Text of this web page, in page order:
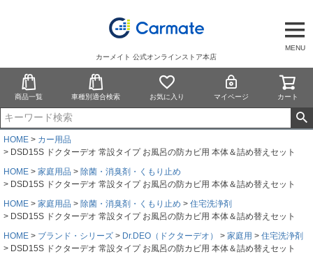
MENU
カーメイト 公式オンラインストア本店
商品一覧 車種別適合検索 お気に入り マイページ カート
HOME
カー用品
DSD15S ドクターデオ 常設タイプ お風呂の防カビ用 本体＆詰め替えセット
HOME
家庭用品
除菌・消臭剤・くもり止め
DSD15S ドクターデオ 常設タイプ お風呂の防カビ用 本体＆詰め替えセット
HOME
家庭用品 除菌・消臭剤・くもり止め
住宅洗浄剤
DSD15S ドクターデオ 常設タイプ お風呂の防カビ用 本体＆詰め替えセット
HOME
ブランド・シリーズ Dr.DEO（ドクターデオ） 家庭用
住宅洗浄剤
DSD15S ドクターデオ 常設タイプ お風呂の防カビ用 本体＆詰め替えセット